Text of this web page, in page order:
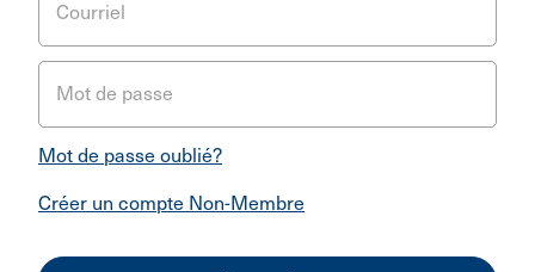
Courriel
Mot de passe
Mot de passe oublié?
Créer un compte Non-Membre